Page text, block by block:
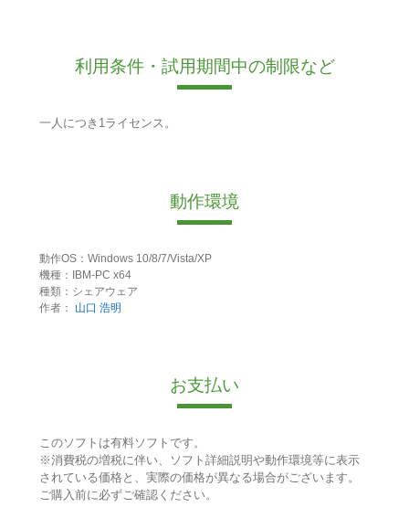
利用条件・試用期間中の制限など
一人につき1ライセンス。
動作環境
動作OS：Windows 10/8/7/Vista/XP
機種：IBM-PC x64
種類：シェアウェア
作者：
山口 浩明
お支払い
このソフトは有料ソフトです。
※消費税の増税に伴い、ソフト詳細説明や動作環境等に表示
されている価格と、実際の価格が異なる場合がございます。
ご購入前に必ずご確認ください。